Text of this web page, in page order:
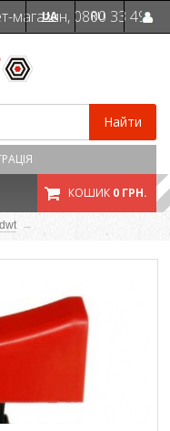
магазин, 0800 33 49
UA RU
Найти
КОШИК 0 ГРН.
→